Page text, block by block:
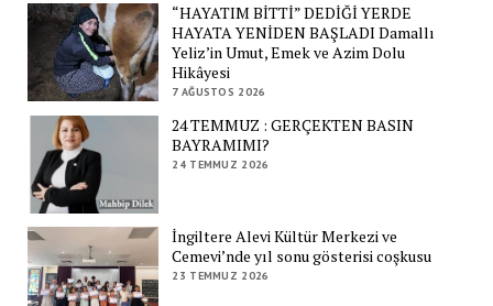
“HAYATIM BİTTİ” DEDİĞİ YERDE
HAYATA YENİDEN BAŞLADI Damallı
Yeliz’in Umut, Emek ve Azim Dolu
Hikâyesi
7 AĞUSTOS 2026
24 TEMMUZ : GERÇEKTEN BASIN
BAYRAMIMI?
24 TEMMUZ 2026
İngiltere Alevi Kültür Merkezi ve
Cemevi’nde yıl sonu gösterisi coşkusu
23 TEMMUZ 2026